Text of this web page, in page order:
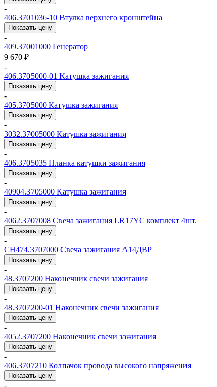
-
406.3701036-10 Втулка верхнего кронштейна
Показать цену
-
409.37001000 Генератор
9 670 ₽
-
406.3705000-01 Катушка зажигания
Показать цену
-
405.3705000 Катушка зажигания
Показать цену
-
3032.37005000 Катушка зажигания
Показать цену
-
406.3705035 Планка катушки зажигания
Показать цену
-
40904.3705000 Катушка зажигания
Показать цену
-
4062.3707008 Свеча зажигания LR17YC комплект 4шт.
Показать цену
-
СН474.3707000 Свеча зажигания А14ДВР
Показать цену
-
48.3707200 Наконечник свечи зажигания
Показать цену
-
48.3707200-01 Наконечник свечи зажигания
Показать цену
-
4052.3707200 Наконечник свечи зажигания
Показать цену
-
406.3707210 Колпачок провода высокого напряжения
Показать цену
-